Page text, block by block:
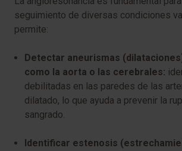
seguimiento de diversas condiciones
permite:
Detectar aneurismas
como la aorta o las cerebrales:
debilitadas en las paredes de las
dilatado, lo que ayuda a prevenir la
sangrado.
Identificar estenosis